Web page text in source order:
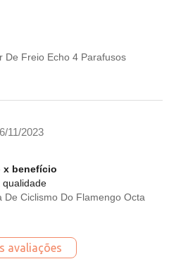
De Freio Echo 4 Parafusos
11/2023
x benefício
qualidade
De Ciclismo Do Flamengo Octa
avaliações